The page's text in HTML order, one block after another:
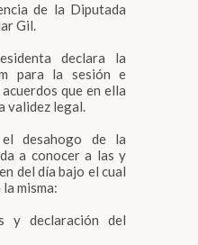
de la Diputada
Gil.
declara la
para la sesión e
que en ella
validez legal.
desahogo de la
a conocer a las y
del día bajo el cual
misma:
y declaración del